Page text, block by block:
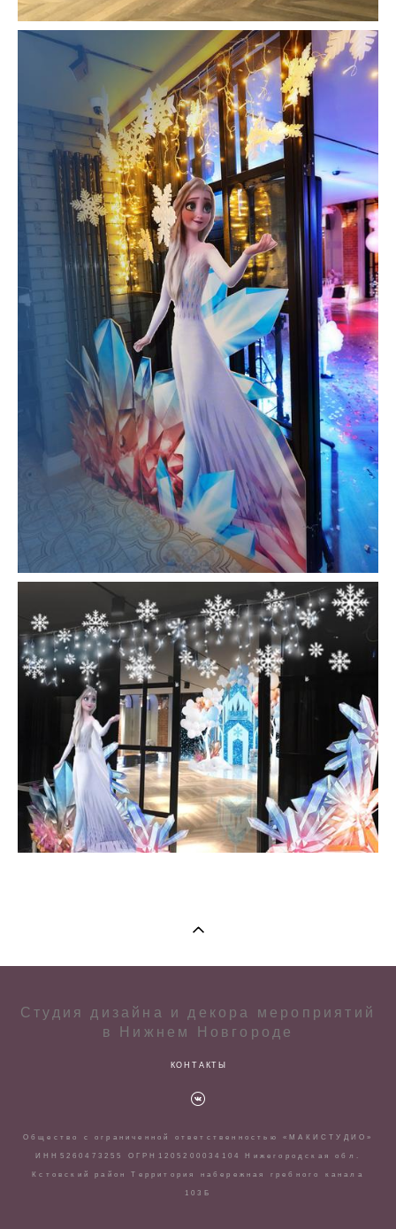
Студия дизайна и декора мероприятий
в Нижнем Новгороде
КОНТАКТЫ
Общество с ограниченной ответственностью «МАКИСТУДИО»
ИНН5260473255 ОГРН1205200034104 Нижегородская обл.
Кстовский район Территория набережная гребного канала
103Б